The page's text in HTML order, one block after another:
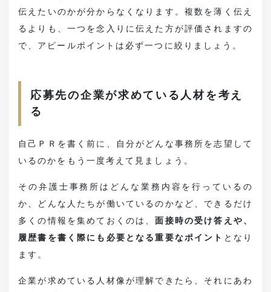
伝えたいのかが分からなくなります。複数を薄く伝え
るよりも、一つを念入りに伝えた方が評価されますの
で、アピールポイントは必ず一つに絞りましょう。
応募先の企業が求めている人材を考え
る
自己ＰＲを書く前に、自分がどんな事務所を志望して
いるのかをもう一度考えて見ましょう。
その弁護士事務所はどんな業務内容を行っているの
か、どんな人たちが働いているのかなど、できるだけ
多くの情報を集めておくのは、面接時の受け答えや、
履歴書を書く際にも必要となる重要なポイント となり
ます。
企業が求めている人材像が理解できたら、それにあわ